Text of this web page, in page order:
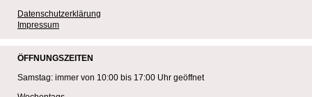
Datenschutzerklärung
Impressum
ÖFFNUNGSZEITEN
Samstag: immer von 10:00 bis 17:00 Uhr geöffnet